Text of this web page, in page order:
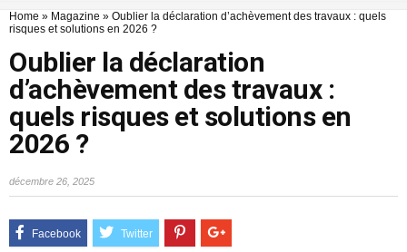
Home » Magazine » Oublier la déclaration d’achèvement des travaux : quels
risques et solutions en 2026 ?
Oublier la déclaration
d’achèvement des travaux :
quels risques et solutions en
2026 ?
décembre 26, 2025